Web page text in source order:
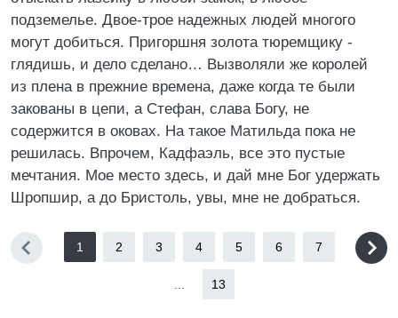
подземелье. Двое-трое надежных людей многого
могут добиться. Пригоршня золота тюремщику -
глядишь, и дело сделано… Вызволяли же королей
из плена в прежние времена, даже когда те были
закованы в цепи, а Стефан, слава Богу, не
содержится в оковах. На такое Матильда пока не
решилась. Впрочем, Кадфаэль, все это пустые
мечтания. Мое место здесь, и дай мне Бог удержать
Шропшир, а до Бристоль, увы, мне не добраться.
1 2 3 4 5 6 7
13